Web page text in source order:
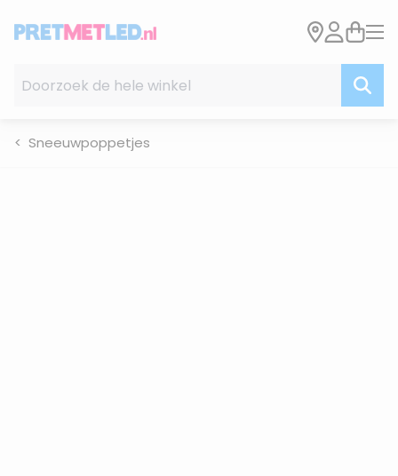
Sneeuwpoppetjes